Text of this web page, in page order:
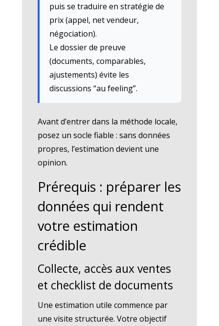
puis se traduire en stratégie de
prix (appel, net vendeur,
négociation).
Le dossier de preuve
(documents, comparables,
ajustements) évite les
discussions “au feeling”.
Avant d’entrer dans la méthode locale,
posez un socle fiable : sans données
propres, l’estimation devient une
opinion.
Prérequis : préparer les
données qui rendent
votre estimation
crédible
Collecte, accès aux ventes
et checklist de documents
Une estimation utile commence par
une visite structurée. Votre objectif